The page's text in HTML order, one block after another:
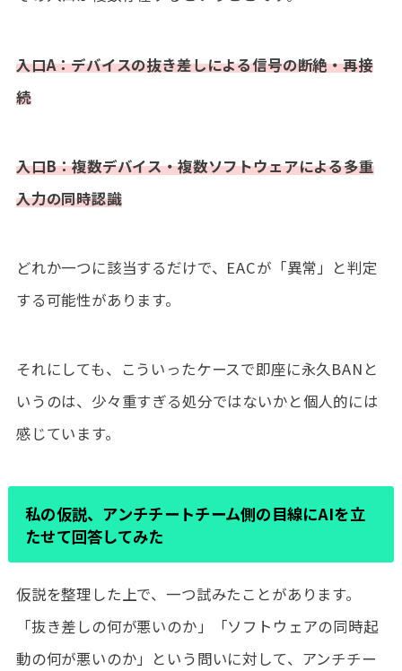
入口A：デバイスの抜き差しによる信号の断絶・再接
続
入口B：複数デバイス・複数ソフトウェアによる多重
入力の同時認識
どれか一つに該当するだけで、EACが「異常」と判定
する可能性があります。
それにしても、こういったケースで即座に永久BANと
いうのは、少々重すぎる処分ではないかと個人的には
感じています。
私の仮説、アンチチートチーム側の目線にAIを立
たせて回答してみた
仮説を整理した上で、一つ試みたことがあります。
「抜き差しの何が悪いのか」「ソフトウェアの同時起
動の何が悪いのか」という問いに対して、アンチチー